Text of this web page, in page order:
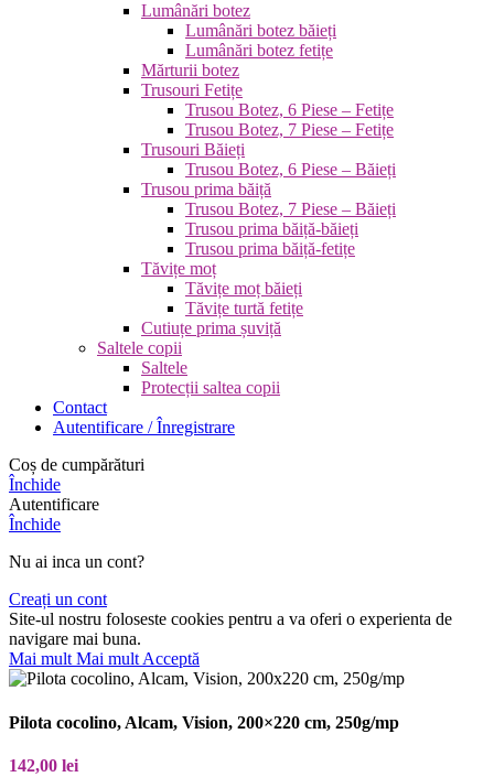
Lumânări botez
Lumânări botez băieți
Lumânări botez fetițe
Mărturii botez
Trusouri Fetițe
Trusou Botez, 6 Piese – Fetițe
Trusou Botez, 7 Piese – Fetițe
Trusouri Băieți
Trusou Botez, 6 Piese – Băieți
Trusou prima băiță
Trusou Botez, 7 Piese – Băieți
Trusou prima băiță-băieți
Trusou prima băiță-fetițe
Tăvițe moț
Tăvițe moț băieți
Tăvițe turtă fetițe
Cutiuțe prima șuviță
Saltele copii
Saltele
Protecții saltea copii
Contact
Autentificare / Înregistrare
Coș de cumpărături
Închide
Autentificare
Închide
Nu ai inca un cont?
Creați un cont
Site-ul nostru foloseste cookies pentru a va oferi o experienta de
navigare mai buna.
Mai multMai multAcceptă
Pilota cocolino, Alcam, Vision, 200×220 cm, 250g/mp
142,00 lei